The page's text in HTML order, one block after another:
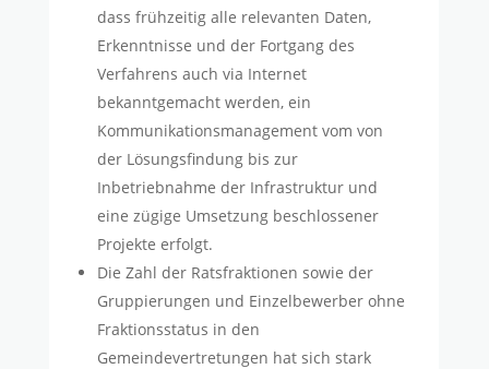
dass frühzeitig alle relevanten Daten,
Erkenntnisse und der Fortgang des
Verfahrens auch via Internet
bekanntgemacht werden, ein
Kommunikationsmanagement vom von
der Lösungsfindung bis zur
Inbetriebnahme der Infrastruktur und
eine zügige Umsetzung beschlossener
Projekte erfolgt.
Die Zahl der Ratsfraktionen sowie der
Gruppierungen und Einzelbewerber ohne
Fraktionsstatus in den
Gemeindevertretungen hat sich stark